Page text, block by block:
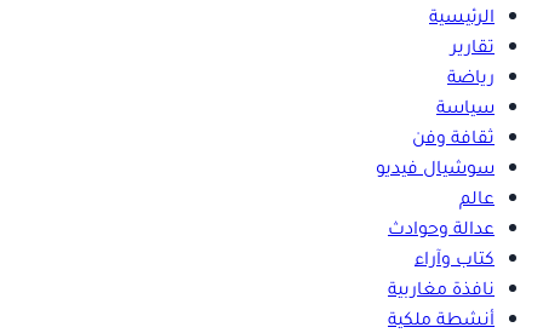
الرئيسية
تقارير
رياضة
سياسة
ثقافة وفن
سوشيال فيديو
عالم
عدالة وحوادث
كتاب وآراء
نافذة مغاربية
أنشطة ملكية